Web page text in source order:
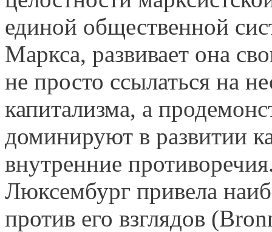
единой общественной
Маркса, развивает она
не просто ссылаться на
капитализма, а
доминируют в развитии
внутренние
Люксембург привела
против его взглядов